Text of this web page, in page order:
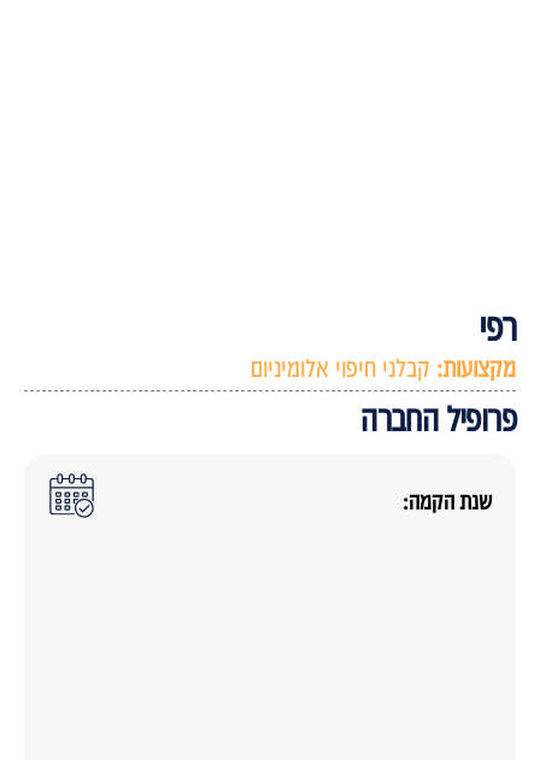
רפי
מקצועות:קבלני חיפוי אלומיניום
פרופיל החברה
שנת הקמה: